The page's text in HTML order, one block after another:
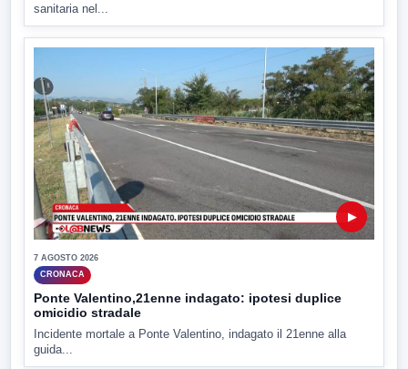
sanitaria nel...
▶
7 AGOSTO 2026
CRONACA
Ponte Valentino,21enne indagato: ipotesi duplice
omicidio stradale
Incidente mortale a Ponte Valentino, indagato il 21enne alla
guida...